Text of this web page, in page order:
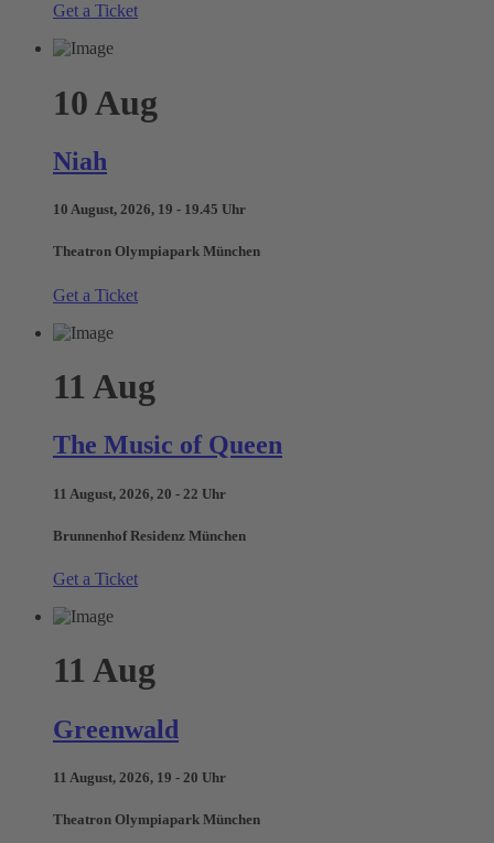
Get a Ticket
10 Aug
Niah
10 August, 2026, 19 - 19.45 Uhr
Theatron Olympiapark München
Get a Ticket
11 Aug
The Music of Queen
11 August, 2026, 20 - 22 Uhr
Brunnenhof Residenz München
Get a Ticket
11Aug
Greenwald
11 August, 2026, 19 - 20 Uhr
Theatron Olympiapark München